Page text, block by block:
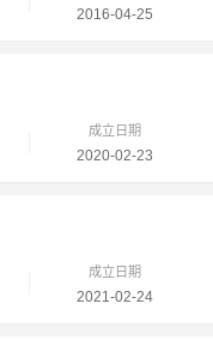
2016-04-25
成立日期
2020-02-23
成立日期
2021-02-24